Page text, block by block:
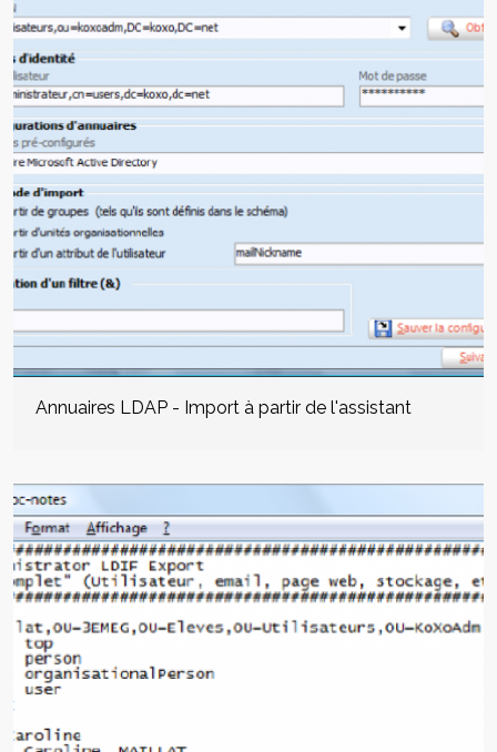
Annuaires LDAP - Import à partir de l'assistant